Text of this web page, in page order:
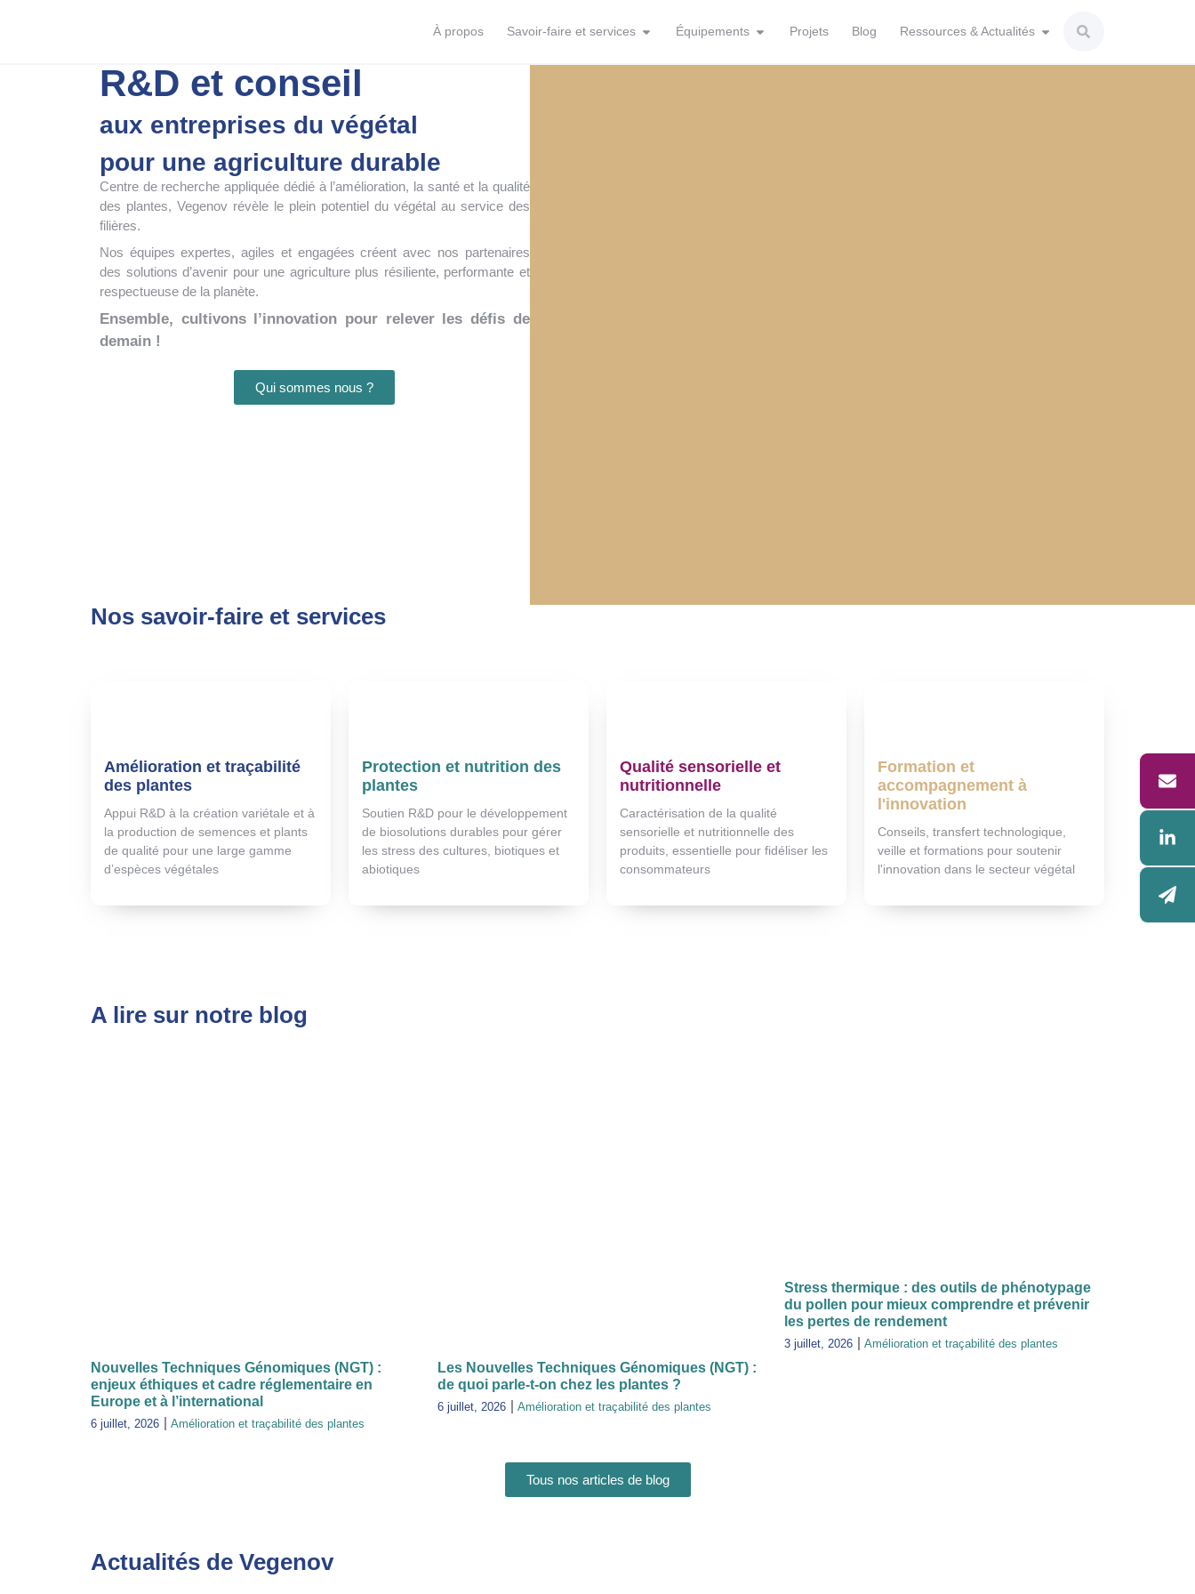
À propos Savoir-faire et services Équipements Projets Blog Ressources & Actualités
R&D et conseil
aux entreprises du végétal
pour une agriculture durable
Centre de recherche appliquée dédié à l’amélioration, la santé et la qualité
des plantes, Vegenov révèle le plein potentiel du végétal au service des
filières.
Nos équipes expertes, agiles et engagées créent avec nos partenaires
des solutions d’avenir pour une agriculture plus résiliente, performante et
respectueuse de la planète.
Ensemble, cultivons l’innovation pour relever les défis de
demain !
Qui sommes nous ?
Nos savoir-faire et services
Amélioration et traçabilité
des plantes
Appui R&D à la création variétale et à
la production de semences et plants
de qualité pour une large gamme
d’espèces végétales
Protection et nutrition des
plantes
Soutien R&D pour le développement
de biosolutions durables pour gérer
les stress des cultures, biotiques et
abiotiques
Qualité sensorielle et
nutritionnelle
Caractérisation de la qualité
sensorielle et nutritionnelle des
produits, essentielle pour fidéliser les
consommateurs
Formation et
accompagnement à
l'innovation
Conseils, transfert technologique,
veille et formations pour soutenir
l'innovation dans le secteur végétal
A lire sur notre blog
Nouvelles Techniques Génomiques (NGT) :
enjeux éthiques et cadre réglementaire en
Europe et à l’international
6 juillet, 2026 Amélioration et traçabilité des plantes
Les Nouvelles Techniques Génomiques (NGT) :
de quoi parle-t-on chez les plantes ?
6 juillet, 2026 Amélioration et traçabilité des plantes
Stress thermique : des outils de phénotypage
du pollen pour mieux comprendre et prévenir
les pertes de rendement
3 juillet, 2026 Amélioration et traçabilité des plantes
Tous nos articles de blog
Actualités de Vegenov